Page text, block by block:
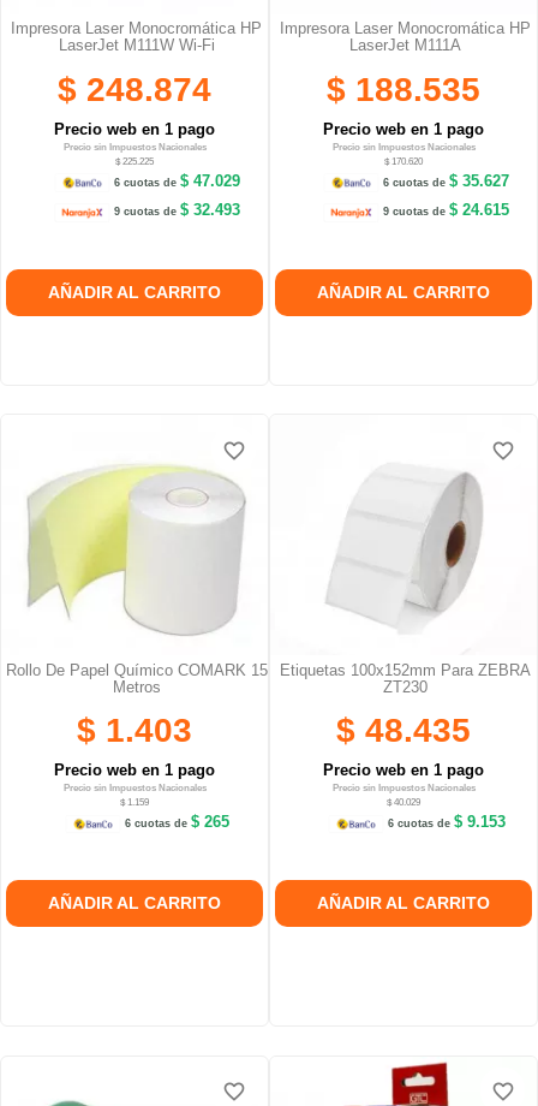
Impresora Laser Monocromática HP
LaserJet M111W Wi-Fi
$ 248.874
Precio web en 1 pago
Precio sin Impuestos Nacionales
$ 225.225
6 cuotas de$ 47.029
9 cuotas de$ 32.493
AÑADIR AL CARRITO
Impresora Laser Monocromática HP
LaserJet M111A
$ 188.535
Precio web en 1 pago
Precio sin Impuestos Nacionales
$ 170.620
6 cuotas de$ 35.627
9 cuotas de$ 24.615
AÑADIR AL CARRITO
Rollo De Papel Químico COMARK 15
Metros
$ 1.403
Precio web en 1 pago
Precio sin Impuestos Nacionales
$ 1.159
6 cuotas de$ 265
AÑADIR AL CARRITO
favorite_border
favorite_border
favorite_border
Etiquetas 100x152mm Para ZEBRA
ZT230
$ 48.435
Precio web en 1 pago
Precio sin Impuestos Nacionales
$ 40.029
6 cuotas de $ 9.153
AÑADIR AL CARRITO
favorite_border
favorite_border
favorite_border
favorite_border
favorite_border
favorite_border favorite_border
favorite_border
favorite_border